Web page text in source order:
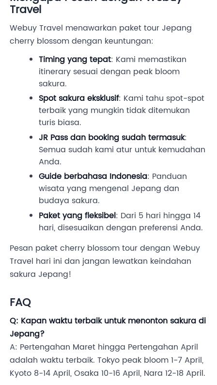
Travel
Webuy Travel menawarkan paket tour Jepang
cherry blossom dengan keuntungan:
Timing yang tepat: Kami memastikan
itinerary sesuai dengan peak bloom
sakura.
Spot sakura eksklusif: Kami tahu spot-spot
terbaik yang mungkin tidak ditemukan
turis biasa.
JR Pass dan booking sudah termasuk:
Semua sudah kami atur untuk kemudahan
Anda.
Guide berbahasa Indonesia: Panduan
wisata yang mengenal Jepang dan
budaya sakura.
Paket yang fleksibel: Dari 5 hari hingga 14
hari, disesuaikan dengan preferensi Anda.
Pesan paket cherry blossom tour dengan Webuy
Travel hari ini dan jangan lewatkan keindahan
sakura Jepang!
FAQ
Q: Kapan waktu terbaik untuk menonton sakura di
Jepang?
A: Pertengahan Maret hingga Pertengahan April
adalah waktu terbaik. Tokyo peak bloom 1-7 April,
Kyoto 8-14 April, Osaka 10-16 April, Nara 12-18 April.